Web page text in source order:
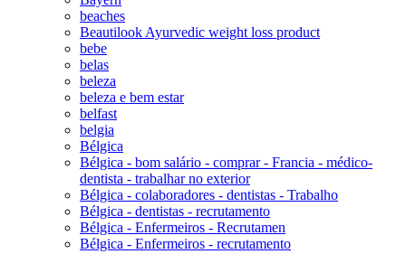
beaches
Beautilook Ayurvedic weight loss product
bebe
belas
beleza
beleza e bem estar
belfast
belgia
Bélgica
Bélgica - bom salário - comprar - Francia - médico-
dentista - trabalhar no exterior
Bélgica - colaboradores - dentistas - Trabalho
Bélgica - dentistas - recrutamento
Bélgica - Enfermeiros - Recrutamen
Bélgica - Enfermeiros - recrutamento